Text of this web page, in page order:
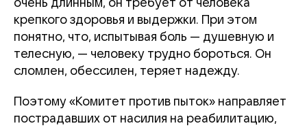
очень длинным, он требует от человека
крепкого здоровья и выдержки. При этом
понятно, что, испытывая боль — душевную и
телесную, — человеку трудно бороться. Он
сломлен, обессилен, теряет надежду.
Поэтому «Комитет против пыток» направляет
пострадавших от насилия на реабилитацию,